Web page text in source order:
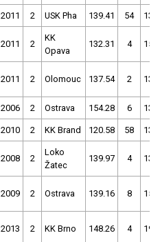
2011 2 USK Pha 139.41 54
2011 2
KK
Opava
132.31 4
2011 2 Olomouc 137.54 2
2006 2 Ostrava 154.28 6
2010 2 KK Brand 120.58 58
2008 2
Loko
Žatec
139.97 4
2009 2 Ostrava 139.16 8
2013 2 KK Brno 148.26 4